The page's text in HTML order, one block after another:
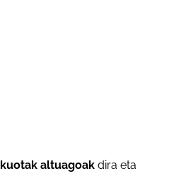
kuotak altuagoak dira eta